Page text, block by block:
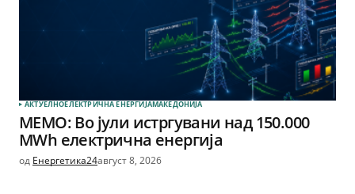
АКТУЕЛНОЕЛЕКТРИЧНА ЕНЕРГИЈАМАКЕДОНИЈА
МЕМО: Во јули истргувани над 150.000
MWh електрична енергија
од Енергетика24август 8, 2026